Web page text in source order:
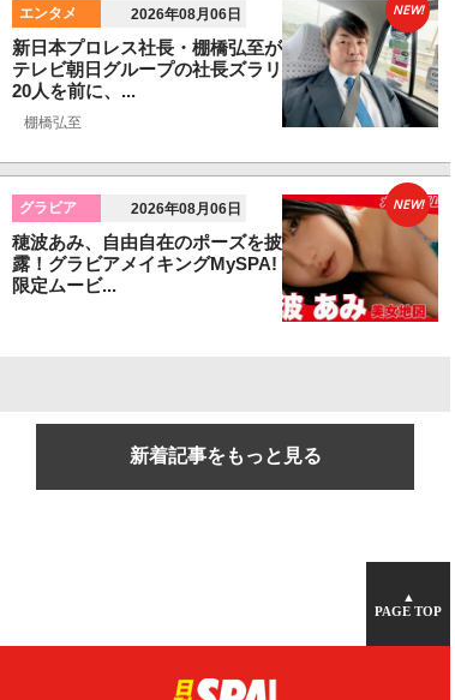
エンタメ 2026年08月06日
新日本プロレス社長・棚橋弘至が
テレビ朝日グループの社長ズラリ
20人を前に、...
棚橋弘至
NEW!
グラビア 2026年08月06日
穂波あみ、自由自在のポーズを披
露！グラビアメイキングMySPA!
限定ムービ...
NEW!
新着記事をもっと見る
▲
PAGE TOP